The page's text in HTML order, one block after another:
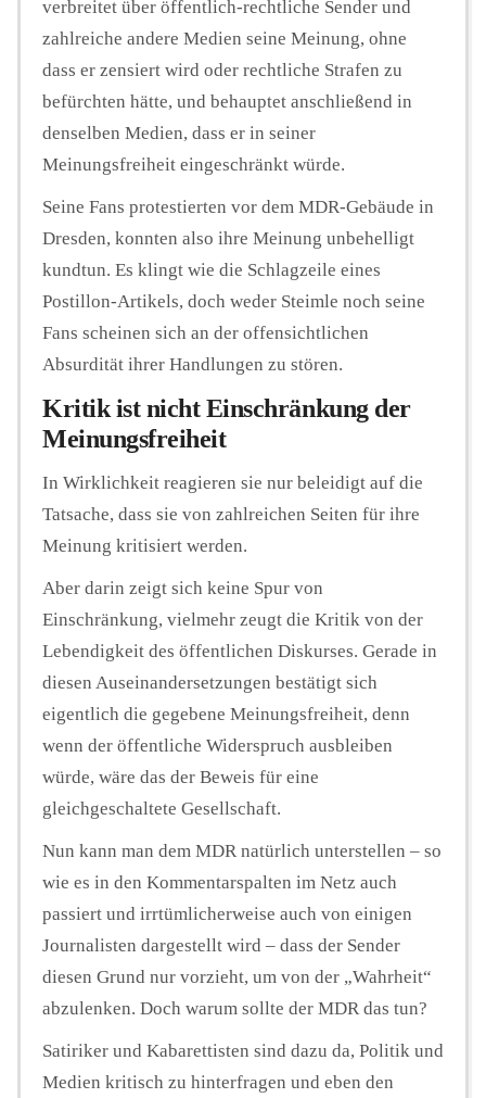
verbreitet über öffentlich-rechtliche Sender und
zahlreiche andere Medien seine Meinung, ohne
dass er zensiert wird oder rechtliche Strafen zu
befürchten hätte, und behauptet anschließend in
denselben Medien, dass er in seiner
Meinungsfreiheit eingeschränkt würde.
Seine Fans protestierten vor dem MDR-Gebäude in
Dresden, konnten also ihre Meinung unbehelligt
kundtun. Es klingt wie die Schlagzeile eines
Postillon-Artikels, doch weder Steimle noch seine
Fans scheinen sich an der offensichtlichen
Absurdität ihrer Handlungen zu stören.
Kritik ist nicht Einschränkung der
Meinungsfreiheit
In Wirklichkeit reagieren sie nur beleidigt auf die
Tatsache, dass sie von zahlreichen Seiten für ihre
Meinung kritisiert werden.
Aber darin zeigt sich keine Spur von
Einschränkung, vielmehr zeugt die Kritik von der
Lebendigkeit des öffentlichen Diskurses. Gerade in
diesen Auseinandersetzungen bestätigt sich
eigentlich die gegebene Meinungsfreiheit, denn
wenn der öffentliche Widerspruch ausbleiben
würde, wäre das der Beweis für eine
gleichgeschaltete Gesellschaft.
Nun kann man dem MDR natürlich unterstellen – so
wie es in den Kommentarspalten im Netz auch
passiert und irrtümlicherweise auch von einigen
Journalisten dargestellt wird – dass der Sender
diesen Grund nur vorzieht, um von der „Wahrheit“
abzulenken. Doch warum sollte der MDR das tun?
Satiriker und Kabarettisten sind dazu da, Politik und
Medien kritisch zu hinterfragen und eben den